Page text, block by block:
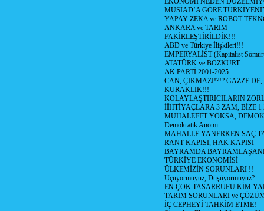
MÜSİAD’A GÖRE
YAPAY ZEKA ve ROBOT
ANKARA ve TARIM
FAKİRLEŞTİRİLDİK!!!
ABD ve Türkiye İlişkileri!!!
EMPERYALİST (Kapitalist
ATATÜRK ve BOZKURT
AK PARTİ 2001-2025
CAN, ÇIKMAZI!?!? GAZZE
KURAKLIK!!!
KOLAYLAŞTIRICILARIN
İİHTİYAÇLARA 3 ZAM, BİZE
MUHALEFET YOKSA,
Demokratik Anomi
MAHALLE YANERKEN SAÇ
RANT KAPISI, HAK KAPISI
BAYRAMDA
TÜRKİYE EKONOMİSİ
ÜLKEMİZİN SORUNLARI !!
Uçuyormuyuz, Düşüyormuyuz?
EN ÇOK TASARRUFU KİM
TARIM SORUNLARI ve
İÇ CEPHEYİ TAHKİM ETME!